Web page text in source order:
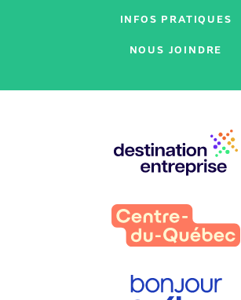
INFOS PRATIQUES
NOUS JOINDRE
: